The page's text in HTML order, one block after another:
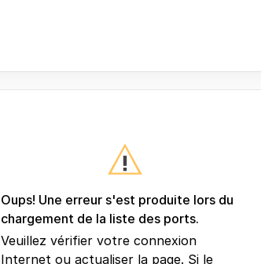
Oups! Une erreur s'est produite lors du
chargement de la liste des ports.
Veuillez vérifier votre connexion
Internet ou actualiser la page. Si le